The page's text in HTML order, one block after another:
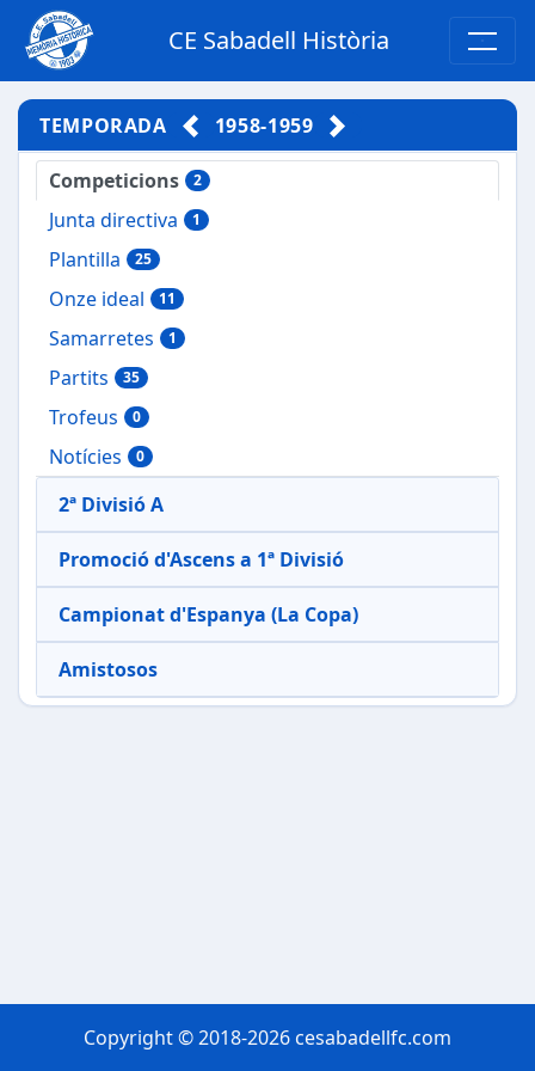
CE Sabadell Història
TEMPORADA 1958-1959
Competicions 2
Junta directiva 1
Plantilla 25
Onze ideal 11
Samarretes 1
Partits 35
Trofeus 0
Notícies 0
2ª Divisió A
Promoció d'Ascens a 1ª Divisió
Campionat d'Espanya (La Copa)
Amistosos
Copyright © 2018-2026 cesabadellfc.com